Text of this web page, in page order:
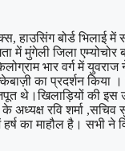
हाउसिंग बोर्ड भिलाई
में मुंगेली जिला
भार वर्ग में
का प्रदर्शन किया ।
थे।खिलाड़ियों की इस
के अध्यक्ष रवि शर्मा
का माहौल है। सभी ने